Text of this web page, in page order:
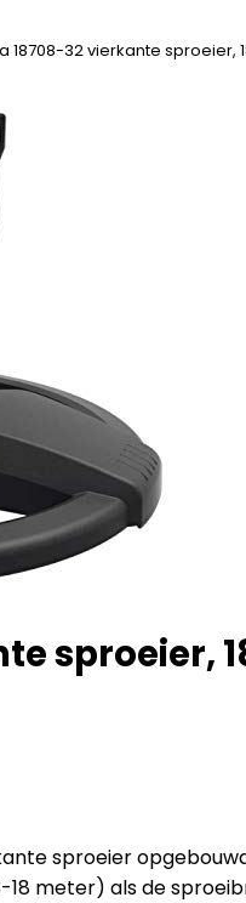
18708-32 vierkante
sproeier,
sproeier
meter) als de